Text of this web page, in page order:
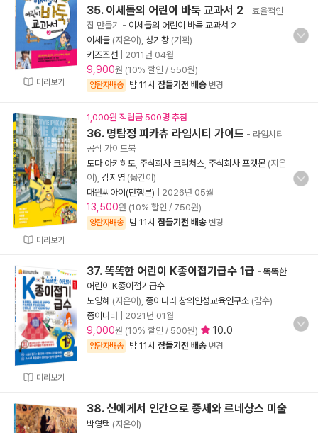
미리보기
35. 이세돌의 어린이 바둑 교과서 2 - 효율적인
집 만들기 - 이세돌의 어린이 바둑 교과서 2
이세돌 (지은이), 성기창 (기획)
키즈조선
2011년 04월
9,900원 (10% 할인 / 550원)
양탄자배송 밤 11시 잠들기전 배송 변경
미리보기
1,000원 적립금 500명 추첨
36. 명탐정 피카츄 라임시티 가이드 - 라임시티
공식 가이드북
도다 아키히토 주식회사 크리처스 주식회사 포켓몬 (지은
이), 김지영 (옮긴이)
대원씨아이(단행본)
2026년 05월
13,500원 (10% 할인 / 750원)
양탄자배송 밤 11시 잠들기전 배송 변경
미리보기
37. 똑똑한 어린이 K종이접기급수 1급 - 똑똑한
어린이 K종이접기급수
노영혜 (지은이), 종이나라 창의인성교육연구소 (감수)
종이나라| 2021년 01월
9,000원 (10% 할인 / 500원) 10.0
양탄자배송 밤 11시 잠들기전 배송 변경
38. 신에게서 인간으로 중세와 르네상스 미술
박영택 (지은이)